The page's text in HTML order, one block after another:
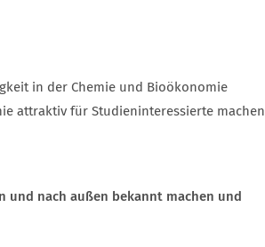
in der Chemie und Bioökonomie
attraktiv für Studieninteressierte machen
und nach außen bekannt machen und